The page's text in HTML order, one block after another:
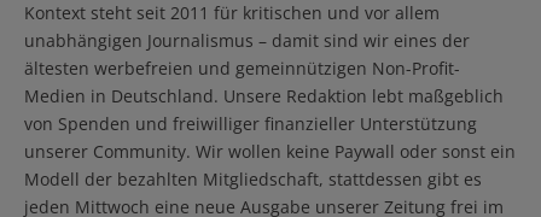
Kontext steht seit 2011 für kritischen und vor allem
unabhängigen Journalismus – damit sind wir eines der
ältesten werbefreien und gemeinnützigen Non-Profit-
Medien in Deutschland. Unsere Redaktion lebt maßgeblich
von Spenden und freiwilliger finanzieller Unterstützung
unserer Community. Wir wollen keine Paywall oder sonst ein
Modell der bezahlten Mitgliedschaft, stattdessen gibt es
jeden Mittwoch eine neue Ausgabe unserer Zeitung frei im